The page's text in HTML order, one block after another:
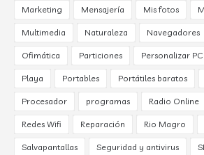
Marketing Mensajería Mis fotos
Multimedia Naturaleza Navegadores
Ofimática Particiones Personalizar PC
Playa Portables Portátiles baratos
Procesador programas Radio Online
Redes Wifi Reparación Rio Magro
Salvapantallas Seguridad y antivirus